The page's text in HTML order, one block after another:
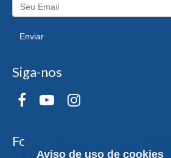
Enviar
Siga-nos
Formas de Pagamento
Aviso de uso de cookies